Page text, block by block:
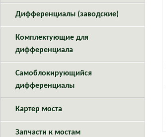
Дифференциалы (заводские)
Комплектующие для
дифференциала
Самоблокирующийся
дифференциалы
Картер моста
Запчасти к мостам